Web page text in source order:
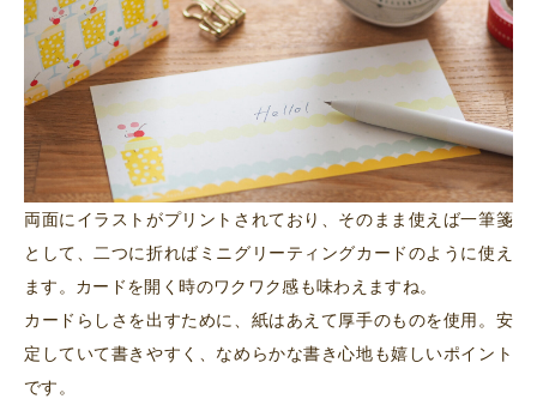
両面にイラストがプリントされており、そのまま使えば一筆箋
として、二つに折ればミニグリーティングカードのように使え
ます。カードを開く時のワクワク感も味わえますね。
カードらしさを出すために、紙はあえて厚手のものを使用。安
定していて書きやすく、なめらかな書き心地も嬉しいポイント
です。